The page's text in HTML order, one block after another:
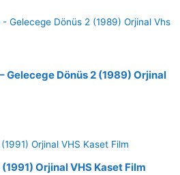
Gelecege Dönüs 2 (1989) Orjinal
Orjinal VHS Kaset Film